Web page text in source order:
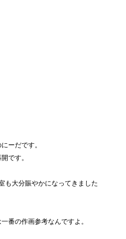
ーだです。
です。
も大分賑やかになってきました
番の作画参考なんですよ。